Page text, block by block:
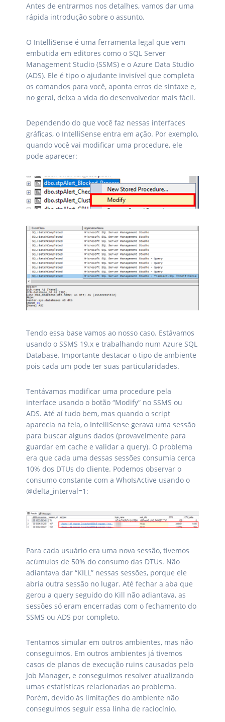
Antes de entrarmos nos detalhes, vamos dar uma
rápida introdução sobre o assunto.
O IntelliSense é uma ferramenta legal que vem
embutida em editores como o SQL Server
Management Studio (SSMS) e o Azure Data Studio
(ADS). Ele é tipo o ajudante invisível que completa
os comandos para você, aponta erros de sintaxe e,
no geral, deixa a vida do desenvolvedor mais fácil.
Dependendo do que você faz nessas interfaces
gráficas, o IntelliSense entra em ação. Por exemplo,
quando você vai modificar uma procedure, ele
pode aparecer:
Tendo essa base vamos ao nosso caso. Estávamos
usando o SSMS 19.x e trabalhando num Azure SQL
Database. Importante destacar o tipo de ambiente
pois cada um pode ter suas particularidades.
Tentávamos modificar uma procedure pela
interface usando o botão “Modify” no SSMS ou
ADS. Até aí tudo bem, mas quando o script
aparecia na tela, o IntelliSense gerava uma sessão
para buscar alguns dados (provavelmente para
guardar em cache e validar a query). O problema
era que cada uma dessas sessões consumia cerca
10% dos DTUs do cliente. Podemos observar o
consumo constante com a WhoIsActive usando o
@delta_interval=1:
Para cada usuário era uma nova sessão, tivemos
acúmulos de 50% do consumo das DTUs. Não
adiantava dar “KILL” nessas sessões, porque ele
abria outra sessão no lugar. Até fechar a aba que
gerou a query seguido do Kill não adiantava, as
sessões só eram encerradas com o fechamento do
SSMS ou ADS por completo.
Tentamos simular em outros ambientes, mas não
conseguimos. Em outros ambientes já tivemos
casos de planos de execução ruins causados pelo
Job Manager, e conseguimos resolver atualizando
umas estatísticas relacionadas ao problema.
Porém, devido às limitações do ambiente não
conseguimos seguir essa linha de raciocínio.